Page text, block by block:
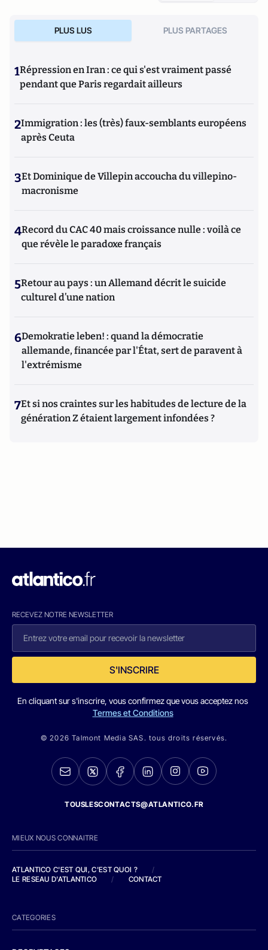
PLUS LUS PLUS PARTAGES
1Répression en Iran : ce qui s'est vraiment passé
pendant que Paris regardait ailleurs
2Immigration : les (très) faux-semblants européens
après Ceuta
3Et Dominique de Villepin accoucha du villepino-
macronisme
4Record du CAC 40 mais croissance nulle : voilà ce
que révèle le paradoxe français
5Retour au pays : un Allemand décrit le suicide
culturel d’une nation
6Demokratie leben! : quand la démocratie
allemande, financée par l'État, sert de paravent à
l'extrémisme
7Et si nos craintes sur les habitudes de lecture de la
génération Z étaient largement infondées ?
RECEVEZ NOTRE NEWSLETTER
S'INSCRIRE
En cliquant sur s'inscrire, vous confirmez que vous acceptez nos
Termes et Conditions
© 2026 Talmont Media SAS. tous droits réservés.
TOUSLESCONTACTS@ATLANTICO.FR
MIEUX NOUS CONNAITRE
ATLANTICO C'EST QUI, C'EST QUOI ?
/
LE RESEAU D'ATLANTICO
/ CONTACT
CATEGORIES